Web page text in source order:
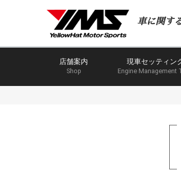
車に関す
店舗案内
Shop
現車セッティン
Engine Management